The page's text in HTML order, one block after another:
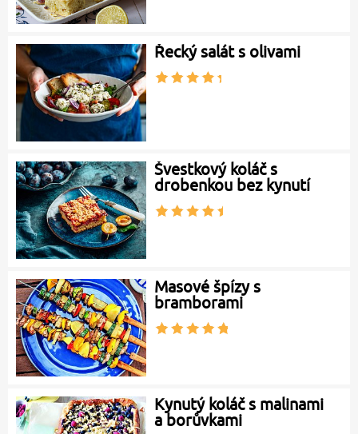
Řecký salát s olivami
Švestkový koláč s
drobenkou bez kynutí
Masové špízy s
bramborami
Kynutý koláč s malinami
a borůvkami